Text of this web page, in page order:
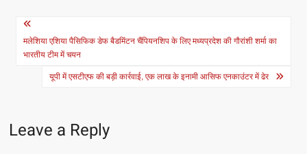
Post
navigation
मलेशिया एशिया पैसिफिक डेफ बैडमिंटन चैंपियनशिप के लिए मध्यप्रदेश की गौरांशी शर्मा का
भारतीय टीम में चयन
यूपी में एसटीएफ की बड़ी कार्रवाई, एक लाख के इनामी आसिफ एनकाउंटर में ढेर
Leave a Reply